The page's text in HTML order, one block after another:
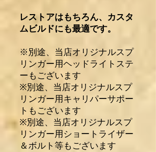
レストアはもちろん、カスタ
ムビルドにも最適です。
※別途、当店オリジナルスプ
リンガー用ヘッドライトステ
ーもございます
※別途、当店オリジナルスプ
リンガー用キャリパーサポー
トもございます
※別途、当店オリジナルスプ
リンガー用ショートライザー
＆ボルト等もございます